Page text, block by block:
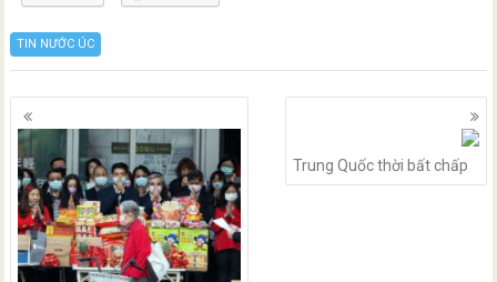
TIN NƯỚC ÚC
Posts
navigation
Trung Quốc thời bất chấp